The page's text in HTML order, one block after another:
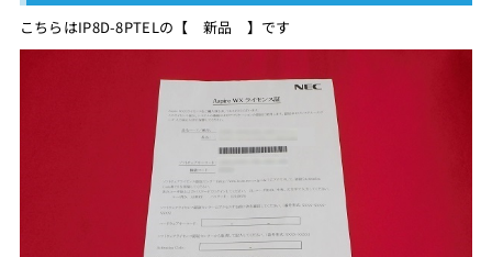
こちらはIP8D-8PTELの【 新品 】です